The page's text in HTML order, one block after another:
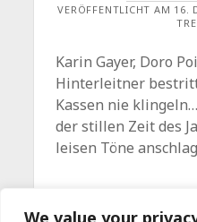
We value your
VERÖFFENTLICHT AM 16.
Karin Gayer, Doro
Hinterleitner
Kassen nie
der stillen Zeit des
leisen Töne